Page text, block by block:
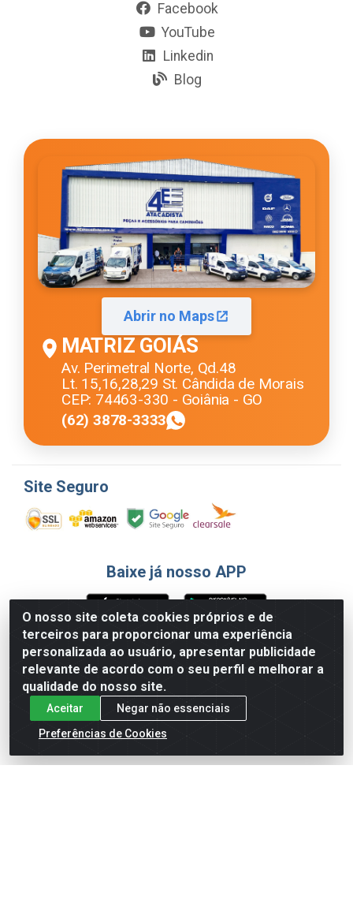
O nosso site coleta cookies próprios e de
terceiros para proporcionar uma experiência
personalizada ao usuário, apresentar publicidade
relevante de acordo com o seu perfil e melhorar a
qualidade do nosso site.
Aceitar
Negar não essenciais
Preferências de Cookies
Facebook
YouTube
Linkedin
Blog
Abrir no Maps
MATRIZ GOIÁS
Av. Perimetral Norte, Qd.48
Lt. 15,16,28,29 St. Cândida de Morais
CEP: 74463-330 - Goiânia - GO
(62) 3878-3333
Site Seguro
Baixe já nosso APP
Formas de Pagamento